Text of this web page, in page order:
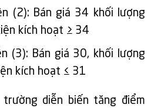
(2): Bán giá 34 khối lượng
kích hoạt ≥ 34
(3): Bán giá 30, khối lượng
kích hoạt ≤ 31
trường diễn biến tăng điểm